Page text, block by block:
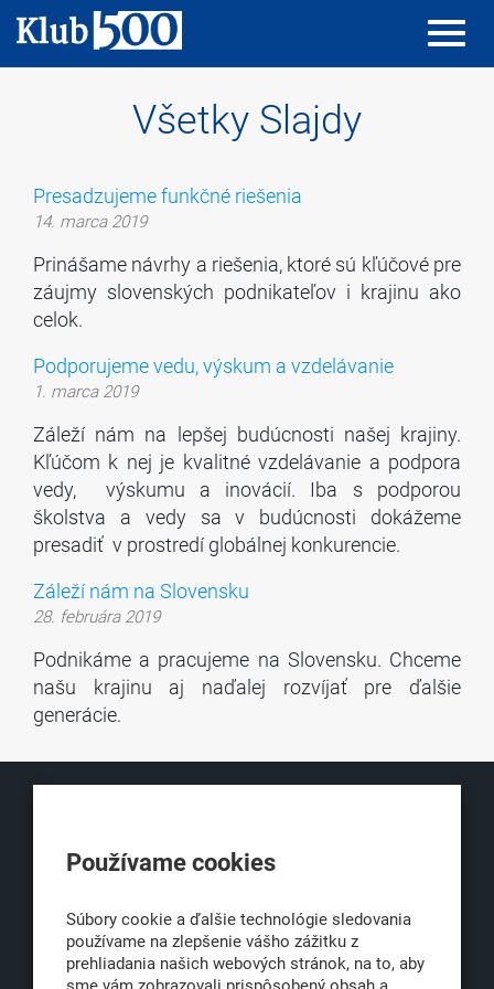
Všetky Slajdy
Presadzujeme funkčné riešenia
14. marca 2019
Prinášame návrhy a riešenia, ktoré sú kľúčové pre
záujmy slovenských podnikateľov i krajinu ako
celok.
Podporujeme vedu, výskum a vzdelávanie
1. marca 2019
Záleží nám na lepšej budúcnosti našej krajiny.
Kľúčom k nej je kvalitné vzdelávanie a podpora
vedy, výskumu a inovácií. Iba s podporou
školstva a vedy sa v budúcnosti dokážeme
presadiť v prostredí globálnej konkurencie.
Záleží nám na Slovensku
28. februára 2019
Podnikáme a pracujeme na Slovensku. Chceme
našu krajinu aj naďalej rozvíjať pre ďalšie
generácie.
Obchodná 6
Používame cookies
Súbory cookie a ďalšie technológie sledovania
používame na zlepšenie vášho zážitku z
prehliadania našich webových stránok, na to, aby